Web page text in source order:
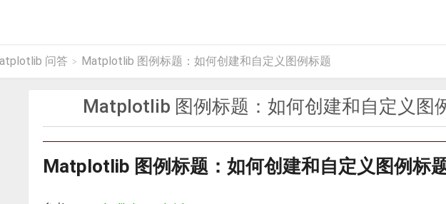
问答 > Matplotlib 图例标题：如何创建和自定义图例标题
Matplotlib 图例标题：如何创建和自定义图
Matplotlib 图例标题：如何创建和自定义图例标